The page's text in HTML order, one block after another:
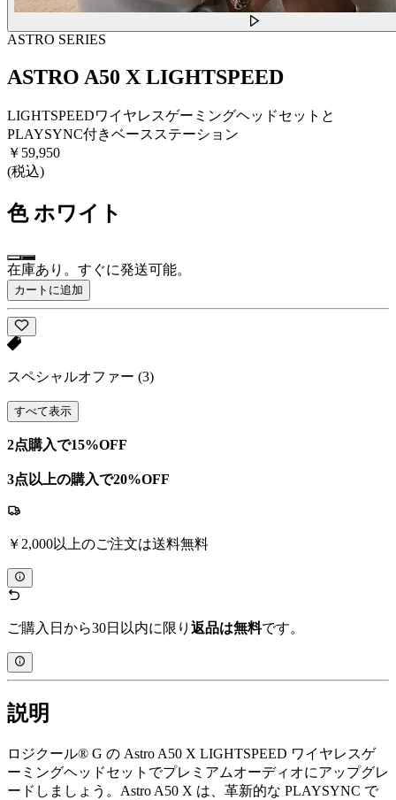
ASTRO SERIES
ASTRO A50 X LIGHTSPEED
LIGHTSPEEDワイヤレスゲーミングヘッドセットと
PLAYSYNC付きベースステーション
￥59,950
(税込)
色 ホワイト
在庫あり。すぐに発送可能。
カートに追加
スペシャルオファー (3)
すべて表示
2点購入で15%OFF
3点以上の購入で20%OFF
￥2,000以上のご注文は送料無料
ご購入日から30日以内に限り 返品は無料です。
説明
ロジクール® G の Astro A50 X LIGHTSPEED ワイヤレスゲ
ーミングヘッドセットでプレミアムオーディオにアップグレ
ードしましょう。Astro A50 X は、革新的な PLAYSYNC で